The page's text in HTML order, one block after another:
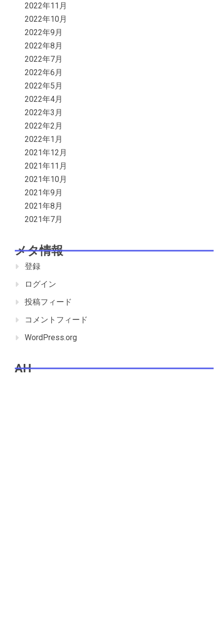
2022年11月
2022年10月
2022年9月
2022年8月
2022年7月
2022年6月
2022年5月
2022年4月
2022年3月
2022年2月
2022年1月
2021年12月
2021年11月
2021年10月
2021年9月
2021年8月
2021年7月
メタ情報
登録
ログイン
投稿フィード
コメントフィード
WordPress.org
AH